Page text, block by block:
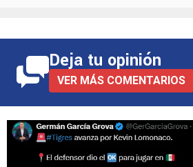
Deja tu opinión
VER MÁS COMENTARIOS